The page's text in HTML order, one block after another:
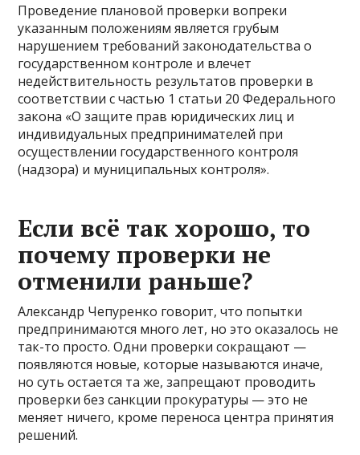
Проведение плановой проверки вопреки
указанным положениям является грубым
нарушением требований законодательства о
государственном контроле и влечет
недействительность результатов проверки в
соответствии с частью 1 статьи 20 Федерального
закона «О защите прав юридических лиц и
индивидуальных предпринимателей при
осуществлении государственного контроля
(надзора) и муниципальных контроля».
Если всё так хорошо, то
почему проверки не
отменили раньше?
Александр Чепуренко говорит, что попытки
предпринимаются много лет, но это оказалось не
так-то просто. Одни проверки сокращают —
появляются новые, которые называются иначе,
но суть остается та же, запрещают проводить
проверки без санкции прокуратуры — это не
меняет ничего, кроме переноса центра принятия
решений.